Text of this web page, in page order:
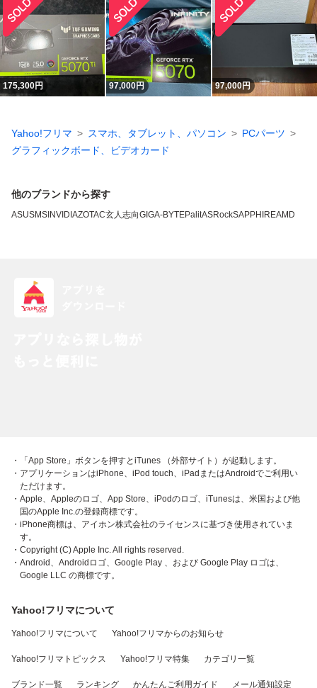
175,300円 97,000円 97,000円
Yahoo!フリマ スマホ、タブレット、パソコン
PCパーツ
グラフィックボード、ビデオカード
他のブランドから探す
ASUSMSI NVIDIAZOTAC玄人志向GIGA-BYTEPalitASRockSAPPHIREAMD
・「App Store」ボタンを押すとiTunes （外部サイト）が起動します。
・アプリケーションはiPhone、iPod touch、iPadまたはAndroidでご利用い
ただけます。
・Apple、Appleのロゴ、App Store、iPodのロゴ、iTunesは、米国および他
国のApple Inc.の登録商標です。
・iPhone商標は、アイホン株式会社のライセンスに基づき使用されていま
す。
・Copyright (C) Apple Inc. All rights reserved.
・Android、Androidロゴ、Google Play 、および Google Play ロゴは、
Google LLC の商標です。
Yahoo!フリマについて
Yahoo!フリマについて Yahoo!フリマからのお知らせ
Yahoo!フリマトピックス Yahoo!フリマ特集 カテゴリ一覧
ブランド一覧 ランキング かんたんご利用ガイド メール通知設定